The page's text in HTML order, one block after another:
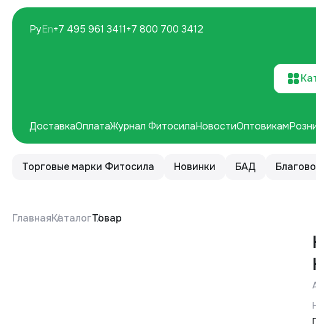
ДоставкаОплатаЖурнал ФитосилаНовостиОптовикам
РуEn+7 495 961 3411+7 800 700 3412
Торговые марки Фитосила Новинки БАД
ГлавнаяКаталогТовар